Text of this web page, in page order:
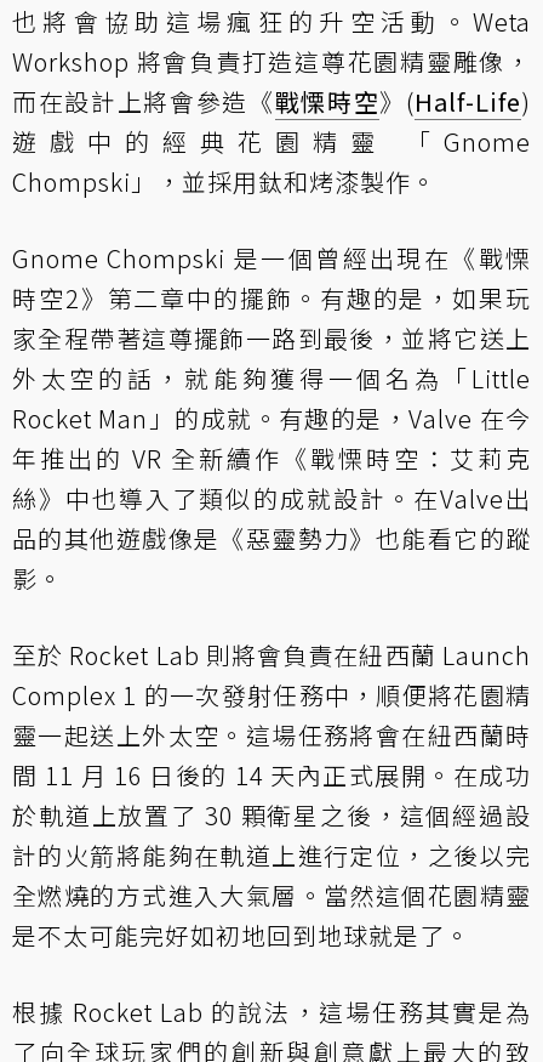
也將會協助這場瘋狂的升空活動。Weta
Workshop 將會負責打造這尊花園精靈雕像，
而在設計上將會參造《戰慄時空》(Half-Life)
遊戲中的經典花園精靈 「Gnome
Chompski」，並採用鈦和烤漆製作。
Gnome Chompski 是一個曾經出現在《戰慄
時空2》第二章中的擺飾。有趣的是，如果玩
家全程帶著這尊擺飾一路到最後，並將它送上
外太空的話，就能夠獲得一個名為「Little
Rocket Man」的成就。有趣的是，Valve 在今
年推出的 VR 全新續作《戰慄時空：艾莉克
絲》中也導入了類似的成就設計。在Valve出
品的其他遊戲像是《惡靈勢力》也能看它的蹤
影。
至於 Rocket Lab 則將會負責在紐西蘭 Launch
Complex 1 的一次發射任務中，順便將花園精
靈一起送上外太空。這場任務將會在紐西蘭時
間 11 月 16 日後的 14 天內正式展開。在成功
於軌道上放置了 30 顆衛星之後，這個經過設
計的火箭將能夠在軌道上進行定位，之後以完
全燃燒的方式進入大氣層。當然這個花園精靈
是不太可能完好如初地回到地球就是了。
根據 Rocket Lab 的說法，這場任務其實是為
了向全球玩家們的創新與創意獻上最大的致